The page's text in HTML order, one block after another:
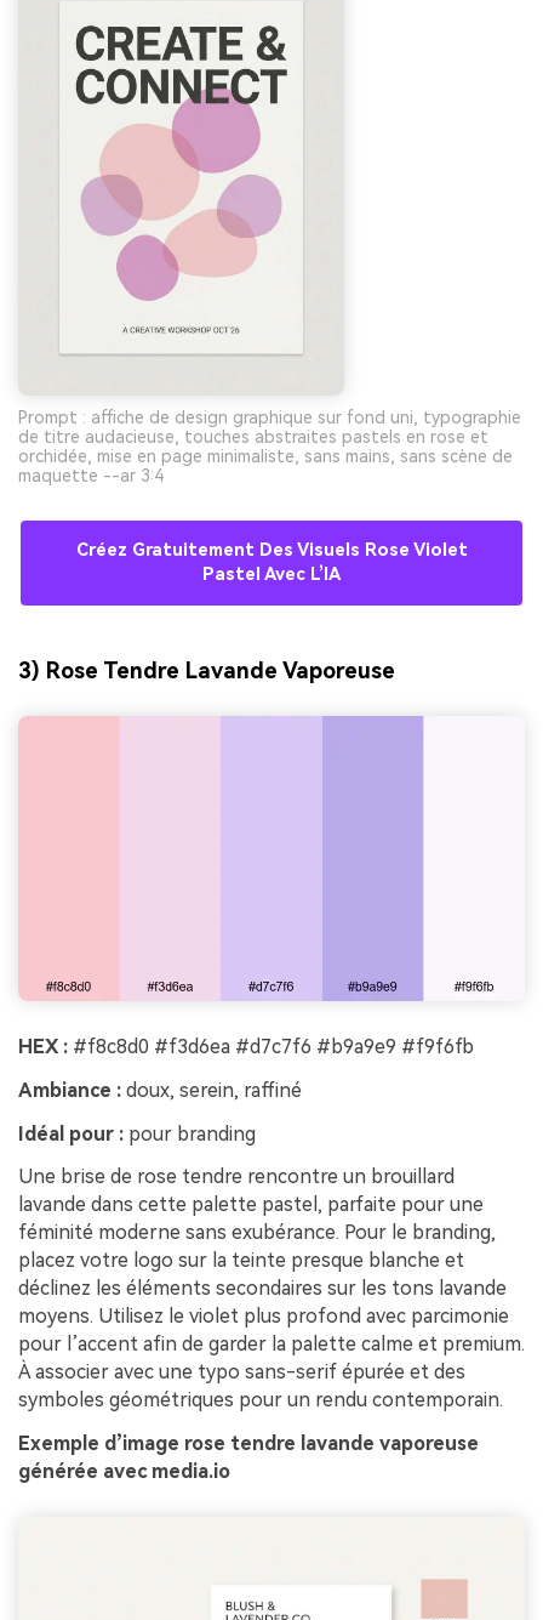
Prompt : affiche de design graphique sur fond uni, typographie
de titre audacieuse, touches abstraites pastels en rose et
orchidée, mise en page minimaliste, sans mains, sans scène de
maquette --ar 3:4
Créez Gratuitement Des Visuels Rose Violet
Pastel Avec L’IA
3) Rose Tendre Lavande Vaporeuse
HEX : #f8c8d0 #f3d6ea #d7c7f6 #b9a9e9 #f9f6fb
Ambiance : doux, serein, raffiné
Idéal pour : pour branding
Une brise de rose tendre rencontre un brouillard
lavande dans cette palette pastel, parfaite pour une
féminité moderne sans exubérance. Pour le branding,
placez votre logo sur la teinte presque blanche et
déclinez les éléments secondaires sur les tons lavande
moyens. Utilisez le violet plus profond avec parcimonie
pour l’accent afin de garder la palette calme et premium.
À associer avec une typo sans-serif épurée et des
symboles géométriques pour un rendu contemporain.
Exemple d’image rose tendre lavande vaporeuse
générée avec media.io